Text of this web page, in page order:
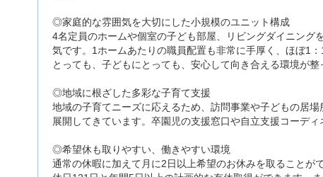
◎家庭的な雰囲気を大切にした小規模のユニット構成
4名定員のホームや個室の子ども部屋、リビングダイニング
気です。1ホームあたりの職員配置も非常に手厚く、ほぼ1
とっても、子どもにとっても、安心して向き合える環境が整
◎地域に根ざした多彩な子育て支援
地域の子育てニーズに応えるため、訪問事業や子どもの居
展開してきています。卒園児の支援窓口や自立支援コーデ
◎希望休も取りやすい、働きやすい環境
通常の休暇に加えて月に2日以上希望のお休みを取ることが